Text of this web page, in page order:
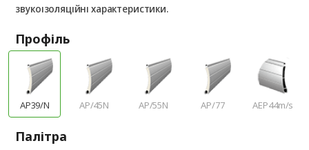
звукоізоляційні характеристики.
Профіль
AP39/N AP/45N AP/55N AP/77 AEP44m/s
Палітра